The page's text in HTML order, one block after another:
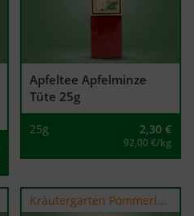
Apfeltee Apfelminze
Tüte 25g
25g 2,30 €
92,00 €/kg
Kräutergarten Pommerland